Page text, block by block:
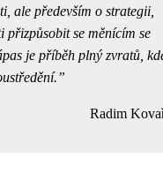
ale především o strategii,
přizpůsobit se měnícím se
je příběh plný zvratů,
Radim